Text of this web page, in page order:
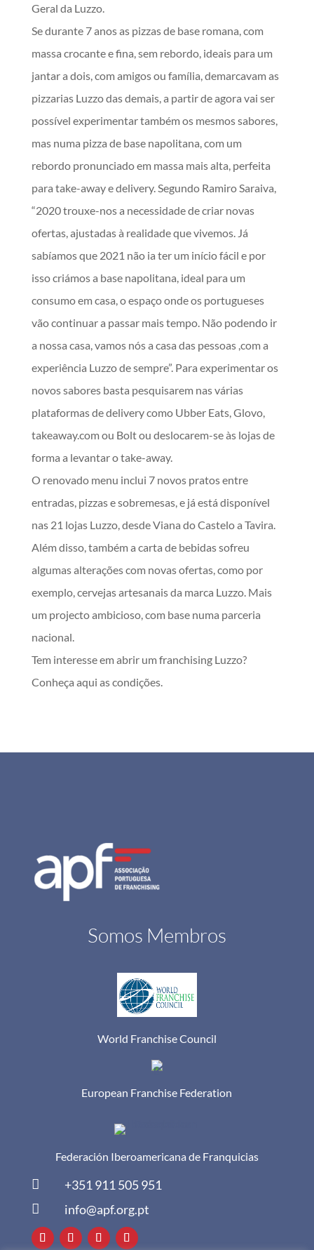
Geral da Luzzo.
Se durante 7 anos as pizzas de base romana, com
massa crocante e fina, sem rebordo, ideais para um
jantar a dois, com amigos ou família, demarcavam as
pizzarias Luzzo das demais, a partir de agora vai ser
possível experimentar também os mesmos sabores,
mas numa pizza de base napolitana, com um
rebordo pronunciado em massa mais alta, perfeita
para take-away e delivery. Segundo Ramiro Saraiva,
“2020 trouxe-nos a necessidade de criar novas
ofertas, ajustadas à realidade que vivemos. Já
sabíamos que 2021 não ia ter um início fácil e por
isso criámos a base napolitana, ideal para um
consumo em casa, o espaço onde os portugueses
vão continuar a passar mais tempo. Não podendo ir
a nossa casa, vamos nós a casa das pessoas ,com a
experiência Luzzo de sempre”. Para experimentar os
novos sabores basta pesquisarem nas várias
plataformas de delivery como Ubber Eats, Glovo,
takeaway.com ou Bolt ou deslocarem-se às lojas de
forma a levantar o take-away.
O renovado menu inclui 7 novos pratos entre
entradas, pizzas e sobremesas, e já está disponível
nas 21 lojas Luzzo, desde Viana do Castelo a Tavira.
Além disso, também a carta de bebidas sofreu
algumas alterações com novas ofertas, como por
exemplo, cervejas artesanais da marca Luzzo. Mais
um projecto ambicioso, com base numa parceria
nacional.
Tem interesse em abrir um franchising Luzzo?
Conheça aqui as condições.
Somos Membros
World Franchise Council
European Franchise Federation
Federación Iberoamericana de Franquicias
 +351 911 505 951
 info@apf.org.pt